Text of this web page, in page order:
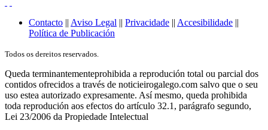
Contacto || Aviso Legal || Privacidade || Accesibilidade ||
Política de Publicación
Todos os dereitos reservados.
Queda terminantementeprohibida a reprodución total ou parcial dos
contidos ofrecidos a través de noticieirogalego.com salvo que o seu
uso estea autorizado expresamente. Así mesmo, queda prohibida
toda reprodución aos efectos do artículo 32.1, parágrafo segundo,
Lei 23/2006 da Propiedade Intelectual